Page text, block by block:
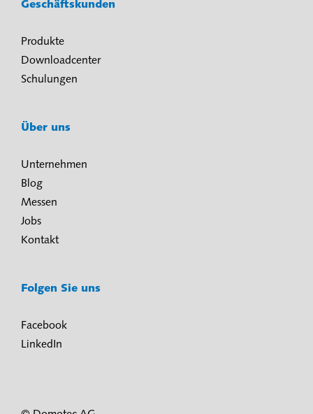
Geschäftskunden
Produkte
Downloadcenter
Schulungen
Über uns
Unternehmen
Blog
Messen
Jobs
Kontakt
Folgen Sie uns
Facebook
LinkedIn